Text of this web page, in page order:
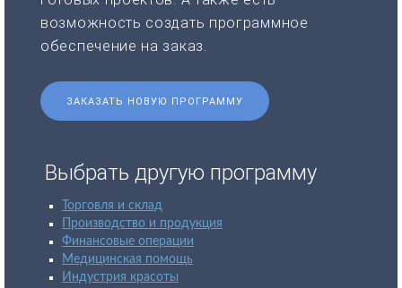
возможность создать программное
обеспечение на заказ.
ЗАКАЗАТЬ НОВУЮ ПРОГРАММУ
Выбрать другую программу
Торговля и склад
Производство и продукция
Финансовые операции
Медицинская помощь
Индустрия красоты